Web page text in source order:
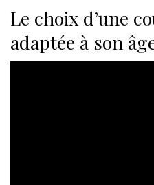
Le choix d’une
adaptée à son